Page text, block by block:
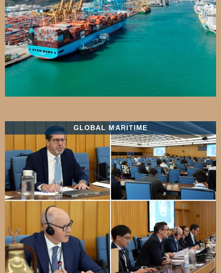
GLOBAL MARITIME